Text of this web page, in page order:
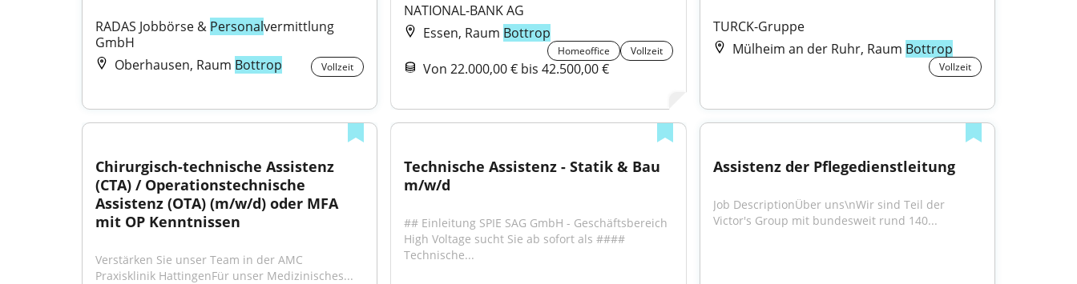
RADAS Jobbörse & Personalvermittlung
GmbH
Oberhausen, Raum Bottrop Vollzeit
NATIONAL-BANK AG
Essen, Raum Bottrop
Homeoffice Vollzeit
Von 22.000,00 € bis 42.500,00 €
TURCK-Gruppe
Mülheim an der Ruhr, Raum Bottrop
Vollzeit
Chirurgisch-technische Assistenz
(CTA) / Operationstechnische
Assistenz (OTA) (m/w/d) oder MFA
mit OP Kenntnissen
Verstärken Sie unser Team in der AMC
Praxisklinik HattingenFür unser Medizinisches...
Technische Assistenz - Statik & Bau
m/w/d
## Einleitung SPIE SAG GmbH - Geschäftsbereich
High Voltage sucht Sie ab sofort als ####
Technische...
Assistenz der Pflegedienstleitung
Job DescriptionÜber uns\nWir sind Teil der
Victor's Group mit bundesweit rund 140...